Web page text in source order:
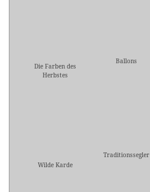
Die Farben des
Herbstes
Ballons
Wilde Karde
Traditionssegler